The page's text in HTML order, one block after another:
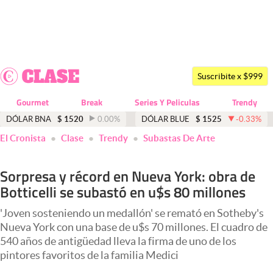
Dólar
Economía y Política
Finanzas y Mercados
Negocios
Columnistas
Otras secciones
Apertura
Suscribite x $999
Gourmet Break Series Y Peliculas Trendy
DÓLAR BNA $ 1520 0.00% DÓLAR BLUE $ 1525 -0.33%
El Cronista Clase Trendy Subastas De Arte
Sorpresa y récord en Nueva York: obra de
Botticelli se subastó en u$s 80 millones
'Joven sosteniendo un medallón' se remató en Sotheby's
Nueva York con una base de u$s 70 millones. El cuadro de
540 años de antigüedad lleva la firma de uno de los
pintores favoritos de la familia Medici